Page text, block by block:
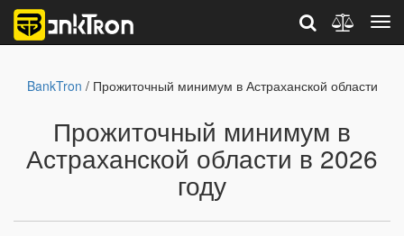
BankTron / Прожиточный минимум в Астраханской области
Прожиточный минимум в
Астраханской области в 2026
году